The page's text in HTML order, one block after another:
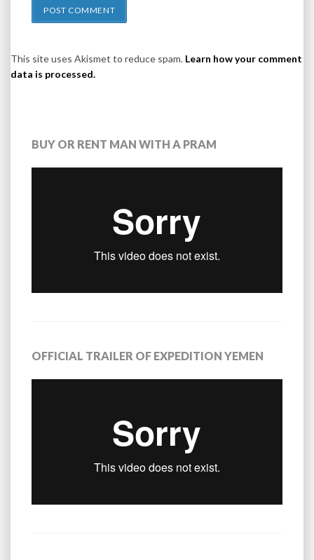
This site uses Akismet to reduce spam. Learn how your comment
data is processed.
BUY OR RENT MAN WITH A PRAM
OFFICIAL TRAILER OF EXPEDITION YEMEN